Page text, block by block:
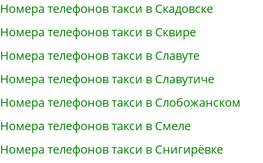
Номера телефонов такси в Скадовске
Номера телефонов такси в Сквире
Номера телефонов такси в Славуте
Номера телефонов такси в Славутиче
Номера телефонов такси в Слобожанском
Номера телефонов такси в Смеле
Номера телефонов такси в Снигирёвке